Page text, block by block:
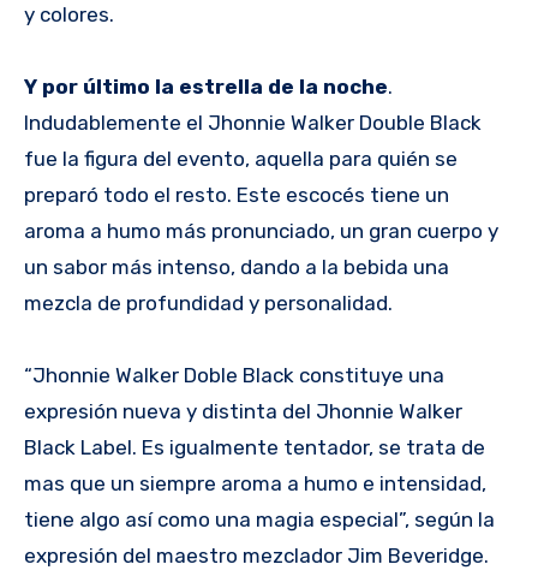
y colores.
Y por último la estrella de la noche.
Indudablemente el Jhonnie Walker Double Black
fue la figura del evento, aquella para quién se
preparó todo el resto. Este escocés tiene un
aroma a humo más pronunciado, un gran cuerpo y
un sabor más intenso, dando a la bebida una
mezcla de profundidad y personalidad.
“Jhonnie Walker Doble Black constituye una
expresión nueva y distinta del Jhonnie Walker
Black Label. Es igualmente tentador, se trata de
mas que un siempre aroma a humo e intensidad,
tiene algo así como una magia especial”, según la
expresión del maestro mezclador Jim Beveridge.